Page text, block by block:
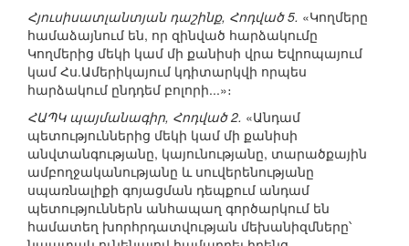
Հյուսիսատլանտյան դաշինք, Հոդված 5. «Կողմերը
համաձայնում են, որ զինված հարձակումը
Կողմերից մեկի կամ մի քանիսի վրա Եվրոպայում
կամ Հս.Ամերիկայում կդիտարկվի որպես
հարձակում ընդդեմ բոլորի...»։
ՀԱՊԿ պայմանագիր, Հոդված 2. «Անդամ
պետություններից մեկի կամ մի քանիսի
անվտանգությանը, կայունությանը, տարածքային
ամբողջականությանը և սուվերենությանը
սպառնալիքի գոյացման դեպքում անդամ
պետություններն անհապաղ գործարկում են
համատեղ խորհրդատվության մեխանիզմները՝